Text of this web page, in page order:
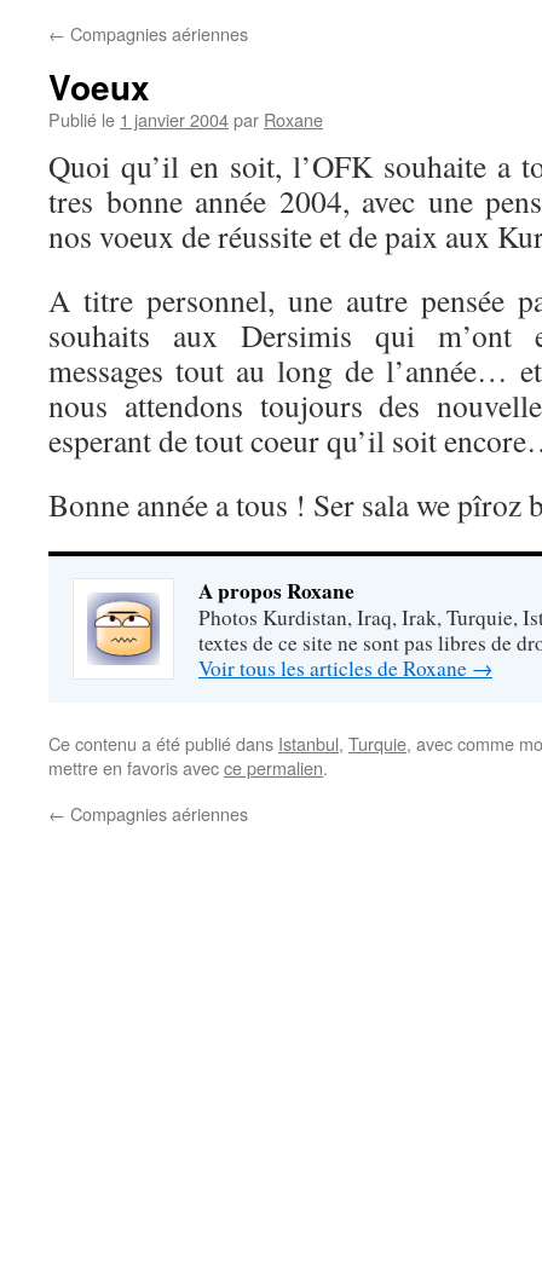
← Compagnies aériennes
Voeux
Publié le 1 janvier 2004par Roxane
Quoi qu’il en soit, l’OFK souhaite a
tres bonne année 2004, avec une
nos voeux de réussite et de paix aux
A titre personnel, une autre pensée
souhaits aux Dersimis qui m’ont
messages tout au long de l’année…
nous attendons toujours des
esperant de tout coeur qu’il soit
Bonne année a tous ! Ser sala we
A propos Roxane
Photos Kurdistan, Iraq, Irak, Turquie,
textes de ce site ne sont pas libres de
Voir tous les articles de Roxane →
Ce contenu a été publié dans Istanbul, Turquie, avec comme
mettre en favoris avecce permalien.
← Compagnies aériennes